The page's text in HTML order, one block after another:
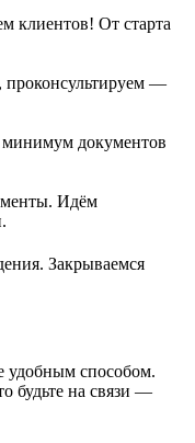
клиентов! От старта
проконсультируем —
документов
Идём
Закрываемся
удобным способом.
будьте на связи —